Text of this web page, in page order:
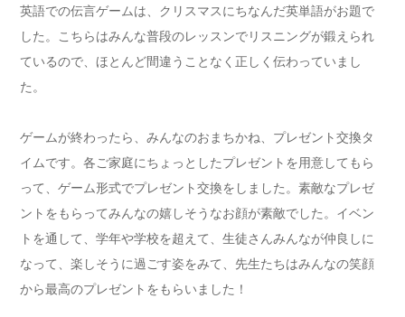
英語での伝言ゲームは、クリスマスにちなんだ英単語がお題で
した。こちらはみんな普段のレッスンでリスニングが鍛えられ
ているので、ほとんど間違うことなく正しく伝わっていまし
た。
ゲームが終わったら、みんなのおまちかね、プレゼント交換タ
イムです。各ご家庭にちょっとしたプレゼントを用意してもら
って、ゲーム形式でプレゼント交換をしました。素敵なプレゼ
ントをもらってみんなの嬉しそうなお顔が素敵でした。イベン
トを通して、学年や学校を超えて、生徒さんみんなが仲良しに
なって、楽しそうに過ごす姿をみて、先生たちはみんなの笑顔
から最高のプレゼントをもらいました！